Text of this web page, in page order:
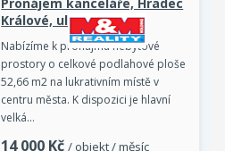
Králové, ul. Šafaříkova
Nabízíme k pronájmu nebytové
prostory o celkové podlahové ploše
52,66 m2 na lukrativním místě v
centru města. K dispozici je hlavní
velká…
14 000 Kč / objekt / měsíc